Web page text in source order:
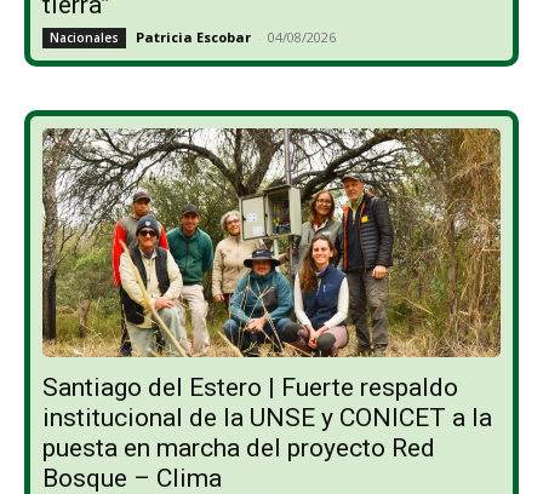
Nacionales Patricia Escobar - 04/08/2026
Santiago del Estero | Fuerte respaldo
institucional de la UNSE y CONICET a la
puesta en marcha del proyecto Red
Bosque – Clima